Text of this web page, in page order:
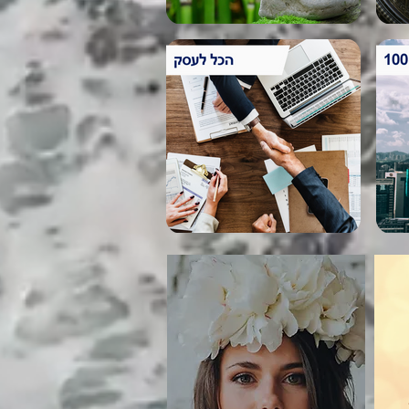
SHOP הגרלה
מבצע מטורף לעסקים בנהנים
יפה ועצמאית בוקר חלומי 2020